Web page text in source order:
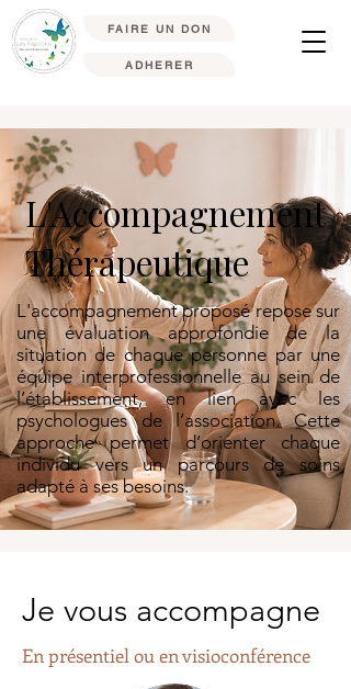
FAIRE UN DON
ADHERER
L'Accompagnement
Thérapeutique
L'accompagnement proposé repose sur
une évaluation approfondie de la
situation de chaque personne par une
équipe interprofessionnelle au sein de
l’établissement, en lien avec les
psychologues de l’association. Cette
approche permet d’orienter chaque
individu vers un parcours de soins
adapté à ses besoins.
Je vous accompagne
En présentiel ou en visioconférence